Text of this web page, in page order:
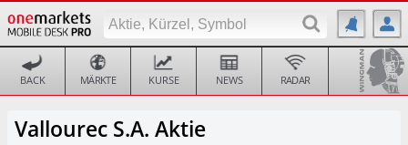
BACK MÄRKTE KURSE NEWS RADAR
Vallourec S.A. Aktie